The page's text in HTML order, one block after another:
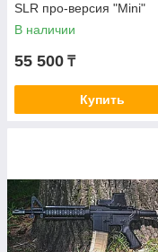
SLR про-версия "Mini"
В наличии
55 500 ₸
Купить